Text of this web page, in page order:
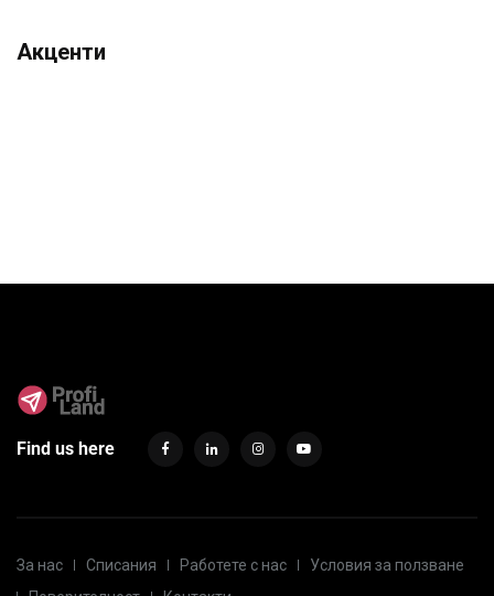
Акценти
Find us here
За нас Списания Работете с нас
Условия за ползване